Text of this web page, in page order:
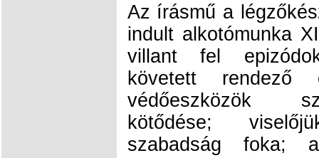
Az írásmű a
indult alkotómunka
villant fel
követett rendező
védőeszközök
kötődése;
szabadság foka;